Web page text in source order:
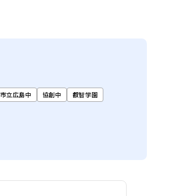
市立広島中 協創中
叡智学園